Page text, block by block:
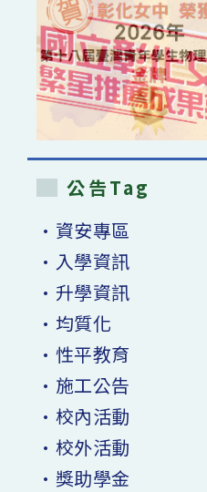
公告Tag
•資安專區
•入學資訊
•升學資訊
•均質化
•性平教育
•施工公告
•校內活動
•校外活動
•獎助學金